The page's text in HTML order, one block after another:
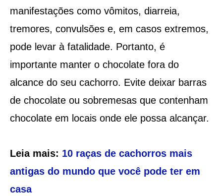
manifestações como vômitos, diarreia,
tremores, convulsões e, em casos extremos,
pode levar à fatalidade. Portanto, é
importante manter o chocolate fora do
alcance do seu cachorro. Evite deixar barras
de chocolate ou sobremesas que contenham
chocolate em locais onde ele possa alcançar.
Leia mais: 10 raças de cachorros mais
antigas do mundo que você pode ter em
casa